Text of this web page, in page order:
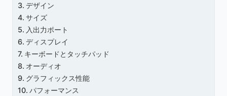
デザイン
サイズ
入出力ポート
ディスプレイ
キーボードとタッチパッド
オーディオ
グラフィックス性能
パフォーマンス